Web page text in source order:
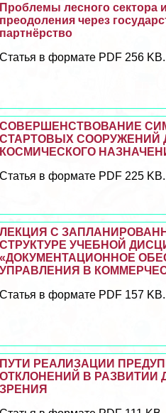
Проблемы лесного сектора
преодоления через
партнёрство
Статья в формате PDF 256
СОВЕРШЕНСТВОВАНИЕ
СТАРТОВЫХ СООРУЖЕНИЙ
КОСМИЧЕСКОГО
Статья в формате PDF 225
ЛЕКЦИЯ С
СТРУКТУРЕ УЧЕБНОЙ
«ДОКУМЕНТАЦИОННОЕ
УПРАВЛЕНИЯ В
Статья в формате PDF 157
ПУТИ РЕАЛИЗАЦИИ
ОТКЛОНЕНИЙ В РАЗВИТИИ
ЗРЕНИЯ